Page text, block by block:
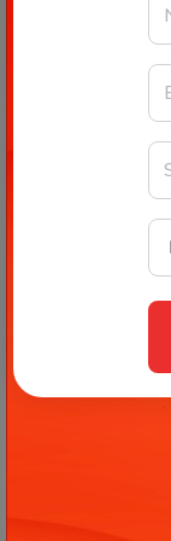
Muốn con học
Việc liên kết
con số và có
sống rất đơn
thị, mẹ có thể
mẹ nhờ bé